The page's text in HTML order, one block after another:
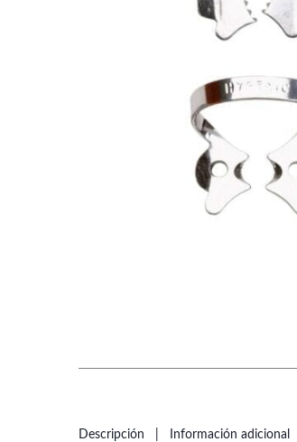
Descripción Información adicional